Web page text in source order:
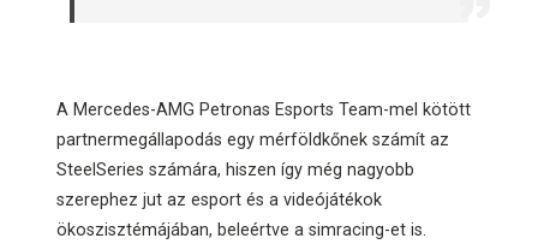
A Mercedes-AMG Petronas Esports Team-mel kötött
partnermegállapodás egy mérföldkőnek számít az
SteelSeries számára, hiszen így még nagyobb
szerephez jut az esport és a videójátékok
ökoszisztémájában, beleértve a simracing-et is.